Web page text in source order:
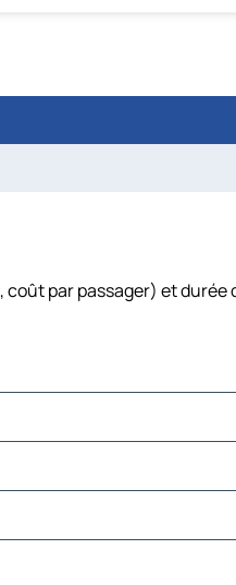
par passager) et durée